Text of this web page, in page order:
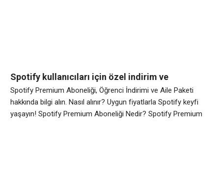
Spotify kullanıcıları için özel indirim ve
kampanya fırsatları ile ilgili bilgi veren rehber
Spotify Premium Aboneliği, Öğrenci İndirimi ve Aile Paketi
hakkında bilgi alın. Nasıl alınır? Uygun fiyatlarla Spotify keyfi
yaşayın! Spotify Premium Aboneliği Nedir? Spotify Premium